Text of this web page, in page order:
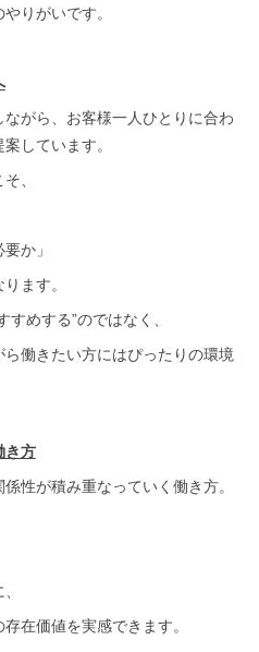
りがいです。
がら、お客様一人ひとりに合わ
しています。
、
か」
ます。
めする”のではなく、
働きたい方にはぴったりの環境
き方
性が積み重なっていく働き方。
在価値を実感できます。